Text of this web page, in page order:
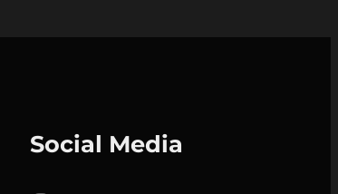
Social Media